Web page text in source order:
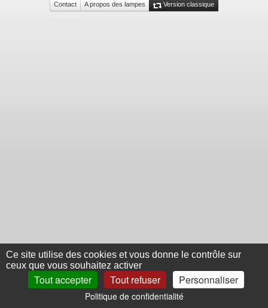
Contact A propos des lampes Version classique
Ce site utilise des cookies et vous donne le contrôle sur
ceux que vous souhaitez activer
Tout accepter Tout refuser Personnaliser
Politique de confidentialité